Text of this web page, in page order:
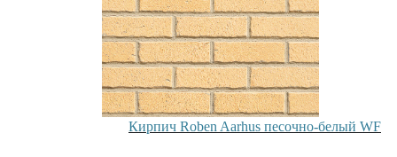
Кирпич Roben Aarhus песочно-белый WF